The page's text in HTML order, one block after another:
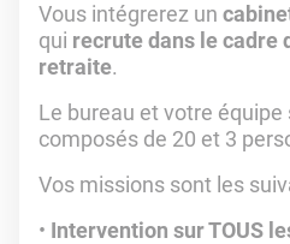
Vous intégrerez un
qui recrute dans le cadre
retraite.
Le bureau et votre
composés de 20 et 3
Vos missions sont les
Intervention sur TOUS